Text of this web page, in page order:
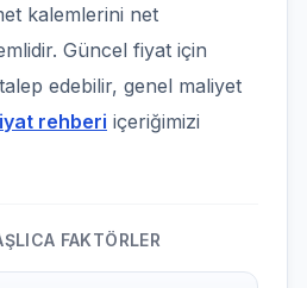
kalemlerini net
Güncel fiyat için
talep edebilir, genel maliyet
rehberi içeriğimizi
FAKTÖRLER